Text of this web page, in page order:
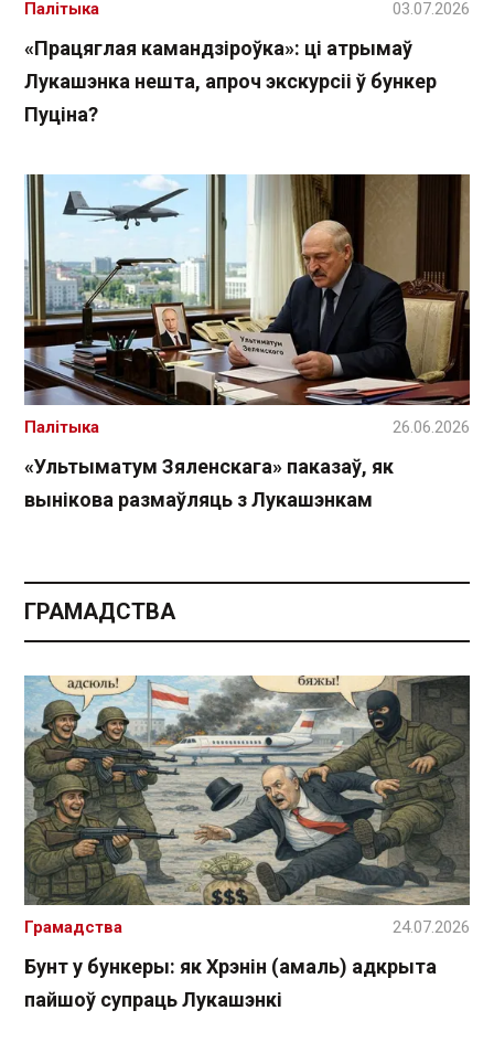
«Працяглая камандзіроўка»: ці атрымаў
Лукашэнка нешта, апроч экскурсіі ў бункер
Пуціна?
Палітыка 03.07.2026
«Ультыматум Зяленскага» паказаў, як
вынікова размаўляць з Лукашэнкам
Палітыка 26.06.2026
ГРАМАДСТВА
Бунт у бункеры: як Хрэнін (амаль) адкрыта
пайшоў супраць Лукашэнкі
Грамадства 24.07.2026